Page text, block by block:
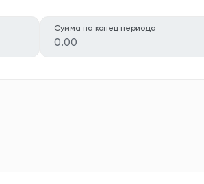
Сумма на конец периода
0.00